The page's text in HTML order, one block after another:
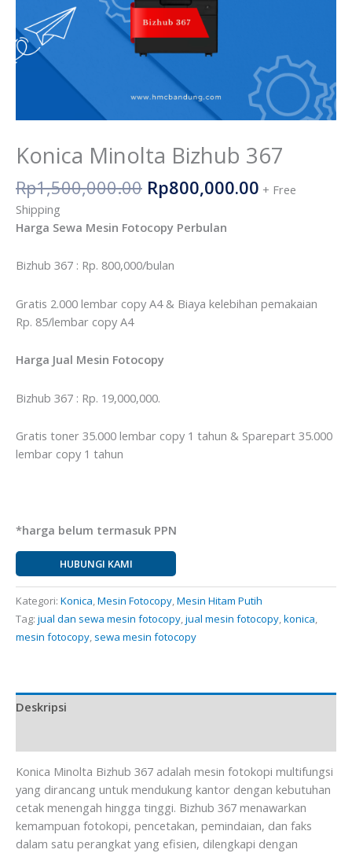
Konica Minolta Bizhub 367
Rp1,500,000.00 Rp800,000.00 + Free
Shipping
Harga Sewa Mesin Fotocopy Perbulan
Bizhub 367 : Rp. 800,000/bulan
Gratis 2.000 lembar copy A4 & Biaya kelebihan pemakaian
Rp. 85/lembar copy A4
Harga Jual Mesin Fotocopy
Bizhub 367 : Rp. 19,000,000.
Gratis toner 35.000 lembar copy 1 tahun & Sparepart 35.000
lembar copy 1 tahun
*harga belum termasuk PPN
HUBUNGI KAMI
Kategori: Konica,Mesin Fotocopy,Mesin Hitam Putih
Tag: jual dan sewa mesin fotocopy,jual mesin fotocopy,konica,
mesin fotocopy, sewa mesin fotocopy
Deskripsi
Konica Minolta Bizhub 367 adalah mesin fotokopi multifungsi
yang dirancang untuk mendukung kantor dengan kebutuhan
cetak menengah hingga tinggi. Bizhub 367 menawarkan
kemampuan fotokopi, pencetakan, pemindaian, dan faks
dalam satu perangkat yang efisien, dilengkapi dengan